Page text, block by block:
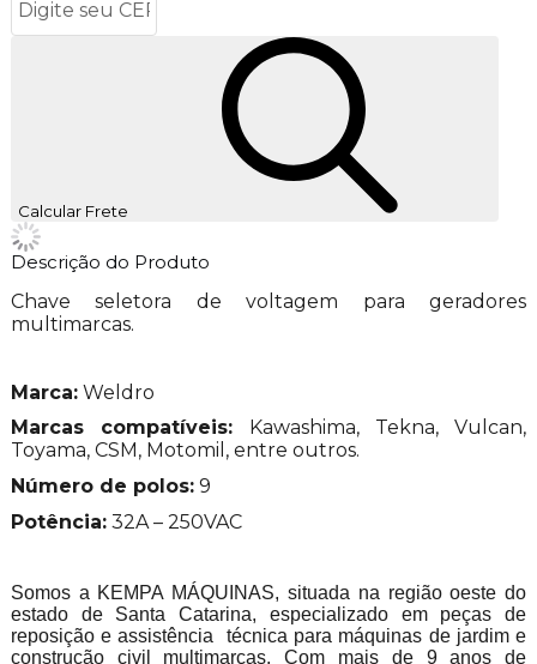
Calcular Frete
Descrição do Produto
Chave seletora de voltagem para geradores
multimarcas.
Marca:Weldro
Marcas compatíveis: Kawashima, Tekna, Vulcan,
Toyama, CSM, Motomil, entre outros.
Número de polos:9
Potência:32A – 250VAC
Somos a KEMPA MÁQUINAS, situada na região oeste do
estado de Santa Catarina, especializado em peças de
reposição e assistência técnica para máquinas de jardim e
construção civil multimarcas. Com mais de 9 anos de